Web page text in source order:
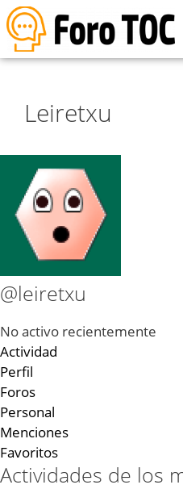
Leiretxu
@leiretxu
No activo recientemente
Actividad
Perfil
Foros
Personal
Menciones
Favoritos
Actividades de los